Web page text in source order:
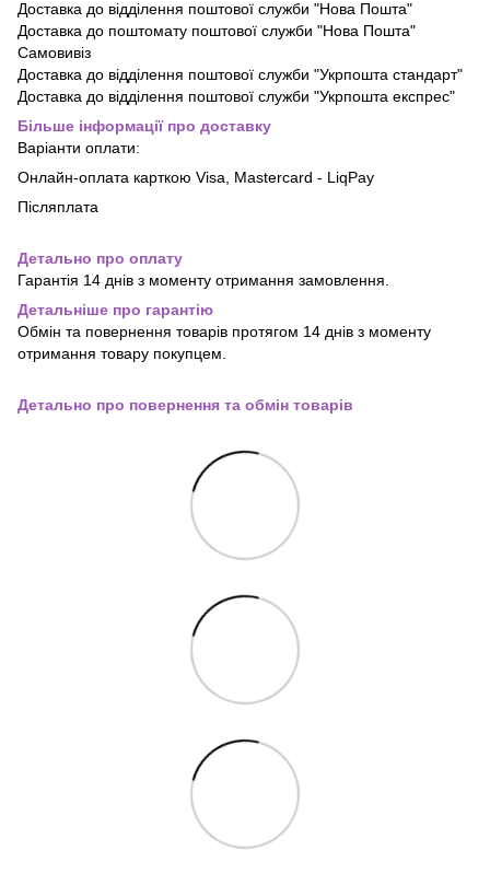
Доставка до відділення поштової служби "Нова Пошта"
Доставка до поштомату поштової служби "Нова Пошта"
Самовивіз
Доставка до відділення поштової служби "Укрпошта стандарт"
Доставка до відділення поштової служби "Укрпошта експрес"
Більше інформації про доставку
Варіанти оплати:
Онлайн-оплата карткою Visa, Mastercard - LiqPay
Післяплата
Детально про оплату
Гарантія 14 днів з моменту отримання замовлення.
Детальніше про гарантію
Обмін та повернення товарів протягом 14 днів з моменту
отримання товару покупцем.
Детально про повернення та обмін товарів